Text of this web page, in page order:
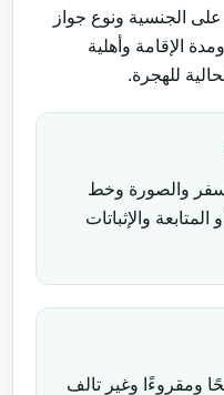
على الجنسية ونوع جواز
الإقامة وأهلية
للهجرة.
والصورة وخط
والإثباتات
ومقروءًا وغير تالف